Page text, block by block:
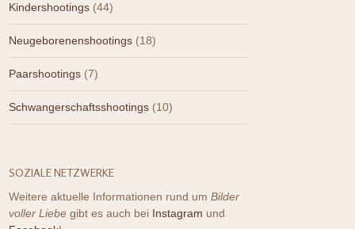
Kindershootings (44)
Neugeborenenshootings (18)
Paarshootings (7)
Schwangerschaftsshootings (10)
SOZIALE NETZWERKE
Weitere aktuelle Informationen rund um Bilder
voller Liebe gibt es auch bei Instagram und